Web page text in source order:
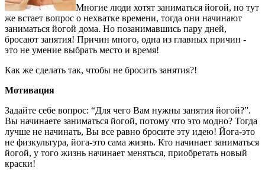
Многие люди хотят заниматься йогой, но тут
же встает вопрос о нехватке времени, тогда они начинают
заниматься йогой дома. Но позанимавшись пару дней,
бросают занятия! Причин много, одна из главных причин -
это не умение выбрать место и время!
Как же сделать так, чтобы не бросить занятия?!
Мотивация
Задайте себе вопрос: “Для чего Вам нужны занятия йогой?”.
Вы начинаете заниматься йогой, потому что это модно? Тогда
лучше не начинать, Вы все равно бросите эту идею! Йога-это
не физкультура, йога-это сама жизнь. Кто начинает заниматься
йогой, у того жизнь начинает меняться, приобретать новый
краски!